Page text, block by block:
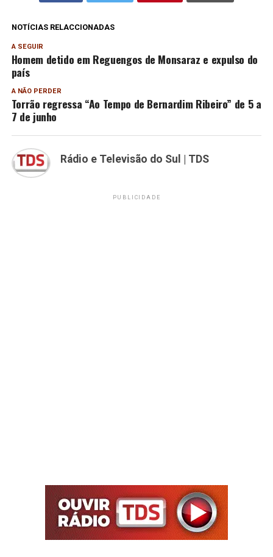
NOTÍCIAS RELACCIONADAS
A SEGUIR
Homem detido em Reguengos de Monsaraz e expulso do
país
A NÃO PERDER
Torrão regressa “Ao Tempo de Bernardim Ribeiro” de 5 a
7 de junho
Rádio e Televisão do Sul | TDS
PUBLICIDADE